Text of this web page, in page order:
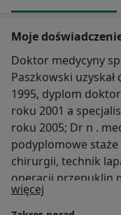
Moje
Doktor medycyny
Paszkowski
1995, dyplom
roku 2001 a
roku 2005; Dr n .
podyplomowe
chirurgii, technik
operacji przepuklin
Wrocławiu oraz
w zakresie
więcej